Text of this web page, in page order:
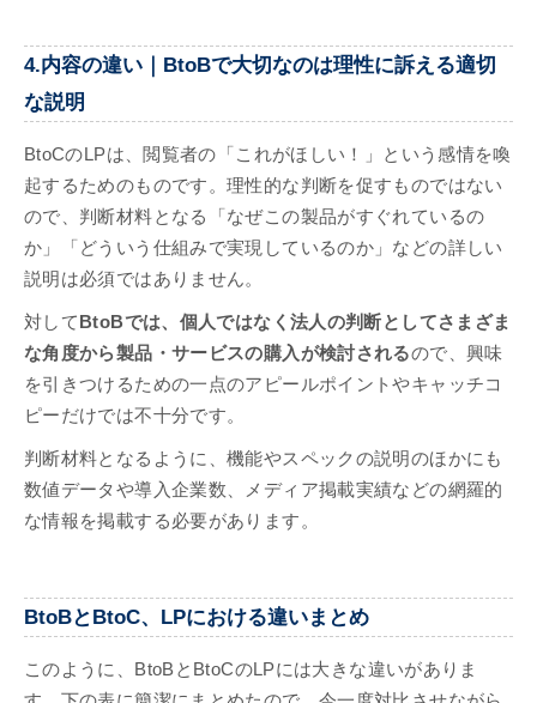
4.内容の違い｜BtoBで大切なのは理性に訴える適切
な説明
BtoCのLPは、閲覧者の「これがほしい！」という感情を喚
起するためのものです。理性的な判断を促すものではない
ので、判断材料となる「なぜこの製品がすぐれているの
か」「どういう仕組みで実現しているのか」などの詳しい
説明は必須ではありません。
対して BtoBでは、個人ではなく法人の判断としてさまざま
な角度から製品・サービスの購入が検討されるので、興味
を引きつけるための一点のアピールポイントやキャッチコ
ピーだけでは不十分です。
判断材料となるように、機能やスペックの説明のほかにも
数値データや導入企業数、メディア掲載実績などの網羅的
な情報を掲載する必要があります。
BtoBとBtoC、LPにおける違いまとめ
このように、BtoBとBtoCのLPには大きな違いがありま